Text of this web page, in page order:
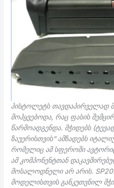
პისტოლეტს თავდაპირველად
მოჰყვებოდა, რაც ფასის
წარმოადგენდა. მჭიდებს
ზაუერისთვის“ ამზადებს
რომელიც ამ სფეროში
ამ კომპონენტთან
მოსალოდნელი არ არის.
მოდელისთვის განკუთვნილ